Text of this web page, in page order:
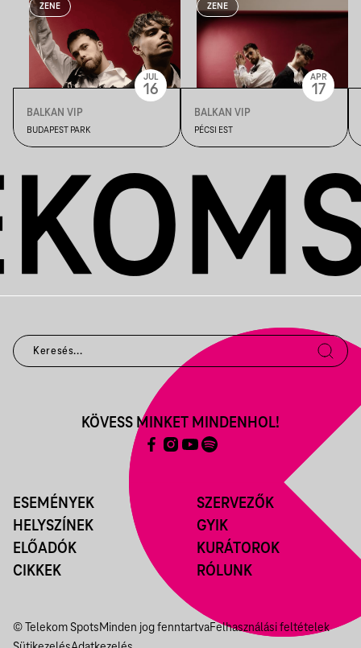
ZENE
BALKAN VIP
BUDAPEST PARK
JUL
16
ZENE
BALKAN VIP
PÉCSI EST
APR
17
ESEMÉNYEK
HELYSZÍNEK
ELŐADÓK
CIKKEK
SZERVEZŐK
GYIK
KURÁTOROK
RÓLUNK
KÖVESS MINKET MINDENHOL!
© Telekom SpotsMinden jog fenntartvaFelhasználási feltételek